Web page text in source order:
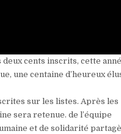
cents inscrits, cette
une centaine d’heureux
sur les listes. Après les
sera retenue. de l’équipe
et de solidarité